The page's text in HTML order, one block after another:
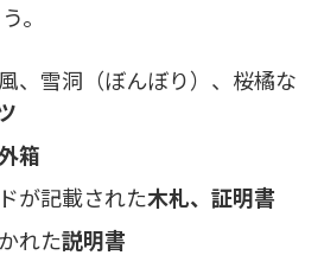
。
、雪洞（ぼんぼり）、桜橘な
箱
が記載された木札、証明書
れた説明書